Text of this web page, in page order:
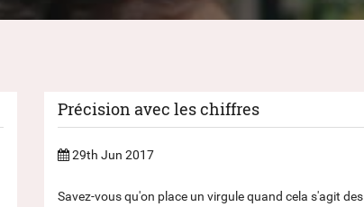
Précision avec les chiffres
29th Jun 2017
Savez-vous qu'on place un virgule quand cela s'agit des